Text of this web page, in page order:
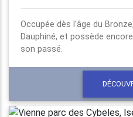
Occupée dès l'âge du
Dauphiné, et possède
son passé.